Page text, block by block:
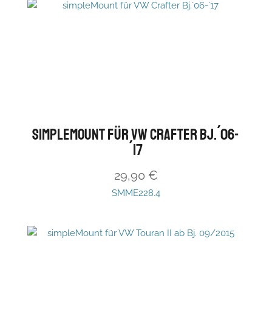
simpleMount für VW Crafter Bj.´06-
´17
29,90 €
SMME228.4